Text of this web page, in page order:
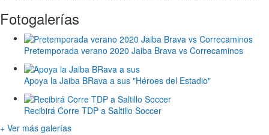
Fotogalerías
Pretemporada verano 2020 Jaiba Brava vs Correcaminos
Apoya la Jaiba BRava a sus "Héroes del Estadio"
Recibirá Corre TDP a Saltillo Soccer
+ Ver más galerías